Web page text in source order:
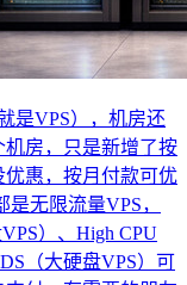
是VPS），机房还
房，只是新增了按
惠，按月付款可优
是无限流量VPS，
）、High CPU
（大硬盘VPS）可